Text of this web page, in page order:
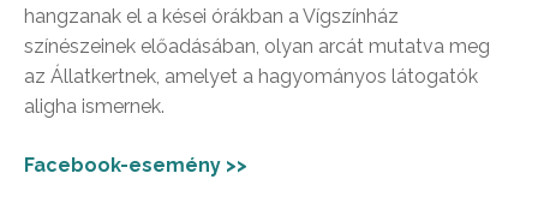
hangzanak el a kései órákban a Vígszínház
színészeinek előadásában, olyan arcát mutatva meg
az Állatkertnek, amelyet a hagyományos látogatók
aligha ismernek.
Facebook-esemény >>